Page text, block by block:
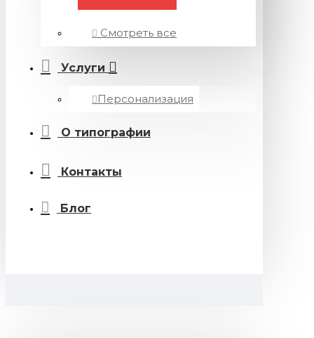
Смотреть все
Услуги
Персонализация
О типографии
Контакты
Блог